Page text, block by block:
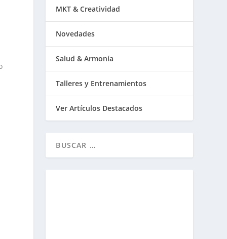
MKT & Creatividad
Novedades
Salud & Armonía
Talleres y Entrenamientos
Ver Artículos Destacados